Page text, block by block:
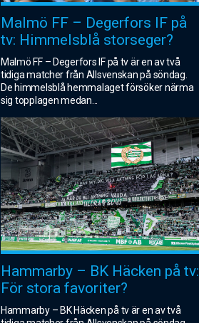
Malmö FF – Degerfors IF på
tv: Himmelsblå storseger?
Malmö FF – Degerfors IF på tv är en av två
tidiga matcher från Allsvenskan på söndag.
De himmelsblå hemmalaget försöker närma
sig topplagen medan...
Hammarby – BK Häcken på tv:
För stora favoriter?
Hammarby – BK Häcken på tv är en av två